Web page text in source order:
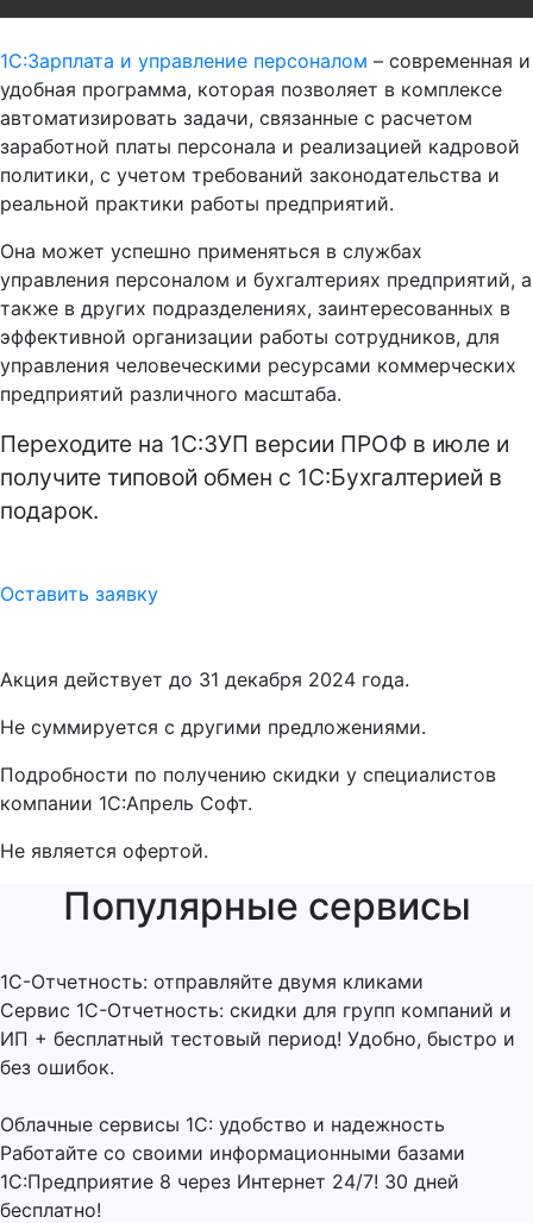
1С:Зарплата и управление персоналом – современная и
удобная программа, которая позволяет в комплексе
автоматизировать задачи, связанные с расчетом
заработной платы персонала и реализацией кадровой
политики, с учетом требований законодательства и
реальной практики работы предприятий.
Она может успешно применяться в службах
управления персоналом и бухгалтериях предприятий, а
также в других подразделениях, заинтересованных в
эффективной организации работы сотрудников, для
управления человеческими ресурсами коммерческих
предприятий различного масштаба.
Переходите на 1С:ЗУП версии ПРОФ в июле и
получите типовой обмен с 1С:Бухгалтерией в
подарок.
Оставить заявку
Акция действует до 31 декабря 2024 года.
Не суммируется с другими предложениями.
Подробности по получению скидки у специалистов
компании 1С:Апрель Софт.
Не является офертой.
Популярные сервисы
1C-Отчетность: отправляйте двумя кликами
Сервис 1С-Отчетность: скидки для групп компаний и
ИП + бесплатный тестовый период! Удобно, быстро и
без ошибок.
Облачные сервисы 1С: удобство и надежность
Работайте со своими информационными базами
1С:Предприятие 8 через Интернет 24/7! 30 дней
бесплатно!